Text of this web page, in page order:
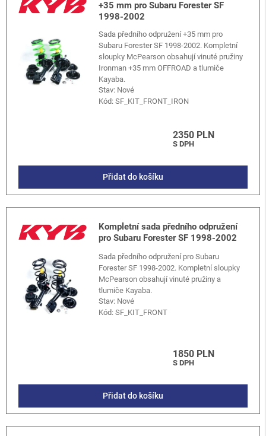
+35 mm pro Subaru Forester SF
1998-2002
Sada předního odpružení +35 mm pro
Subaru Forester SF 1998-2002. Kompletní
sloupky McPearson obsahují vinuté pružiny
Ironman +35 mm OFFROAD a tlumiče
Kayaba.
Stav: Nové
Kód:SF_KIT_FRONT_IRON
2350 PLN
S DPH
Přidat do košíku
Kompletní sada předního odpružení
pro Subaru Forester SF 1998-2002
Sada předního odpružení pro Subaru
Forester SF 1998-2002. Kompletní sloupky
McPearson obsahují vinuté pružiny a
tlumiče Kayaba.
Stav: Nové
Kód:SF_KIT_FRONT
1850 PLN
S DPH
Přidat do košíku